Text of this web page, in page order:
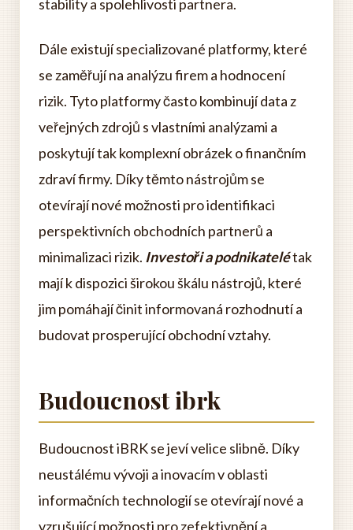
stability a spolehlivosti partnera.
Dále existují specializované platformy, které
se zaměřují na analýzu firem a hodnocení
rizik. Tyto platformy často kombinují data z
veřejných zdrojů s vlastními analýzami a
poskytují tak komplexní obrázek o finančním
zdraví firmy. Díky těmto nástrojům se
otevírají nové možnosti pro identifikaci
perspektivních obchodních partnerů a
minimalizaci rizik. Investoři a podnikatelétak
mají k dispozici širokou škálu nástrojů, které
jim pomáhají činit informovaná rozhodnutí a
budovat prosperující obchodní vztahy.
Budoucnost ibrk
Budoucnost iBRK se jeví velice slibně. Díky
neustálému vývoji a inovacím v oblasti
informačních technologií se otevírají nové a
vzrušující možnosti pro zefektivnění a